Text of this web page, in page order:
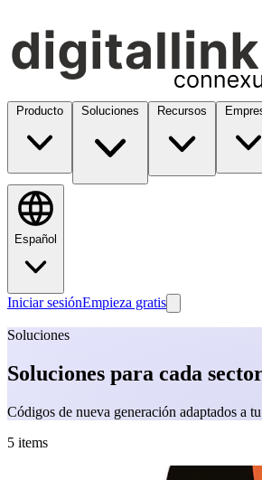
Español
Iniciar sesiónEmpieza gratis
Soluciones
Soluciones para cada
Códigos de nueva generación adaptados a
5 items